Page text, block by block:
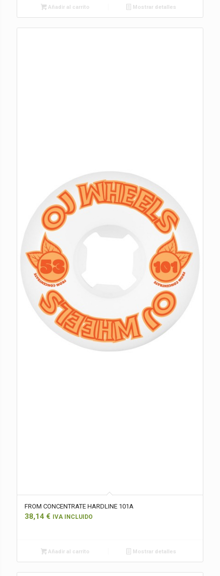
Añadir al carrito Mostrar detalles
FROM CONCENTRATE HARDLINE 101A
38,14 € IVA INCLUIDO
Añadir al carrito Mostrar detalles